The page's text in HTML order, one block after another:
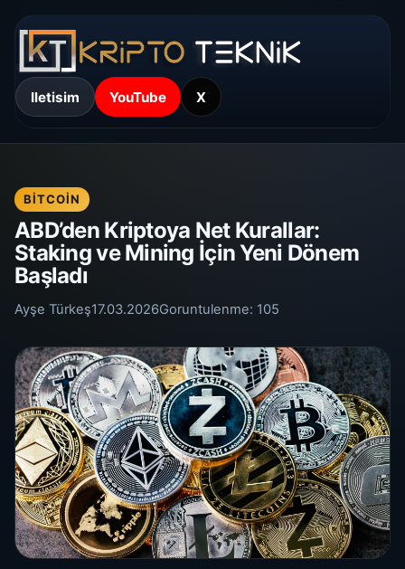
Iletisim YouTube X
BITCOIN
ABD’den Kriptoya Net Kurallar:
Staking ve Mining İçin Yeni Dönem
Başladı
Ayşe Türkeş17.03.2026Goruntulenme: 105